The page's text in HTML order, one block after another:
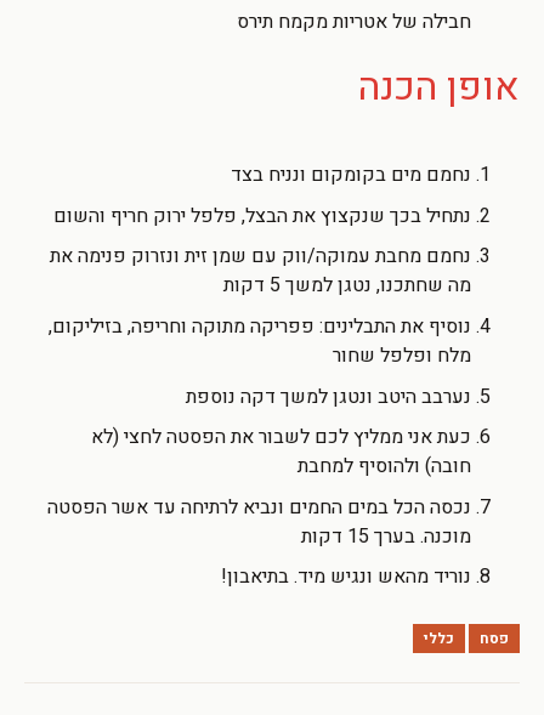
חבילה של אטריות מקמח תירס
אופן הכנה
נחמם מים בקומקום ונניח בצד
נתחיל בכך שנקצוץ את הבצל, פלפל ירוק חריף והשום
נחמם מחבת עמוקה/ווק עם שמן זית ונזרוק פנימה את
מה שחתכנו, נטגן למשך 5 דקות
נוסיף את התבלינים: פפריקה מתוקה וחריפה, בזיליקום,
מלח ופלפל שחור
נערבב היטב ונטגן למשך דקה נוספת
כעת אני ממליץ לכם לשבור את הפסטה לחצי (לא
חובה) ולהוסיף למחבת
נכסה הכל במים החמים ונביא לרתיחה עד אשר הפסטה
מוכנה. בערך 15 דקות
נוריד מהאש ונגיש מיד. בתיאבון!
פסח כללי